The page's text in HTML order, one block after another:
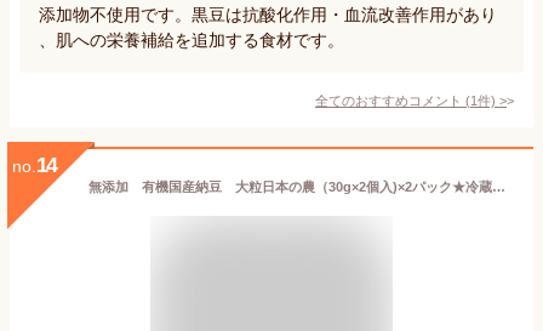
添加物不使用です。黒豆は抗酸化作用・血流改善作用があり
、肌への栄養補給を追加する食材です。
全てのおすすめコメント (1件) >
no. 14
無添加 有機国産納豆 大粒日本の農（30g×2個入)×2パック★冷蔵品★クール冷蔵便★有機JAS認証★無農薬古代米のワラから生まれた納豆菌を使用★国内産の貴重な有機大豆を使用した納豆です。